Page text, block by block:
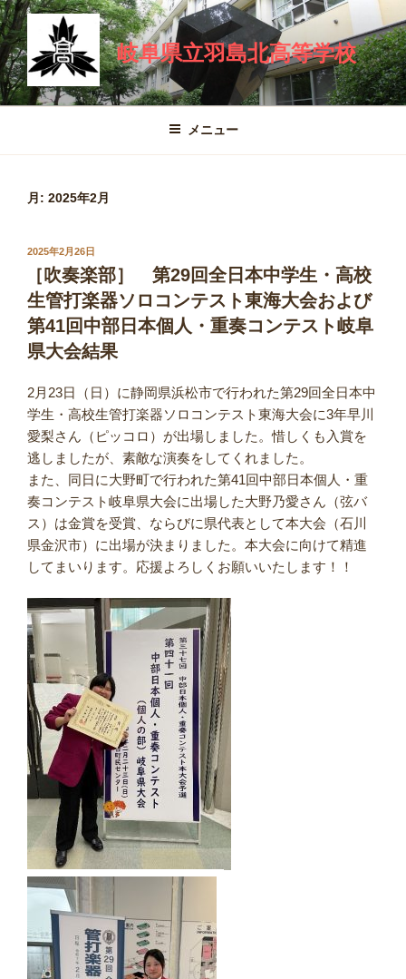
コ
ン
テ
ン
ツ
岐阜県立羽島北高等学校
メニュー
月: 2025年2月
投
日:
2025年2月26日
［吹奏楽部］ 第29回全日本中学生・高校
生管打楽器ソロコンテスト東海大会および
第41回中部日本個人・重奏コンテスト岐阜
県大会結果
2月23日（日）に静岡県浜松市で行われた第29回全日本中
学生・高校生管打楽器ソロコンテスト東海大会に3年早川
愛梨さん（ピッコロ）が出場しました。惜しくも入賞を
逃しましたが、素敵な演奏をしてくれました。
また、同日に大野町で行われた第41回中部日本個人・重
奏コンテスト岐阜県大会に出場した大野乃愛さん（弦バ
ス）は金賞を受賞、ならびに県代表として本大会（石川
県金沢市）に出場が決まりました。本大会に向けて精進
してまいります。応援よろしくお願いいたします！！